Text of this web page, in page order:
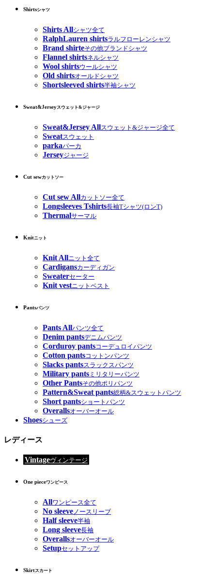
Shirtsシャツ
Shirts Allシャツ全て
RalphLauren shirtsラルフローレンシャツ
Brand shirteその他ブランドシャツ
Flannel shirtsネルシャツ
Wool shirtsウールシャツ
Old shirtsオールドシャツ
Shortsleeved shirts半袖シャツ
Sweat&Jerseyスウェット&ジャージ
Sweat&Jersey Allスウェット&ジャージ全て
Sweatスウェット
parkaパーカ
Jerseyジャージ
Cut sewカットソー
Cut sew Allカットソー全て
Longsleeves Tshirts長袖Tシャツ(ロンT)
Thermalサーマル
Knitニット
Knit Allニット全て
Cardigansカーディガン
Sweaterセーター
Knit vestニットベスト
Pantsパンツ
Pants Allパンツ全て
Denim pantsデニムパンツ
Corduroy pantsコーデュロイパンツ
Cotton pantsコットンパンツ
Slacks pantsスラックスパンツ
Military pants ミリタリーパンツ
Other Pantsその他ポリパンツ
Pattern&Sweat pants総柄&スウェットパンツ
Short pantsショートパンツ
Overallsオーバーオール
Shoesシューズ
レディース
Vintageヴィンテージ
One pieceワンピース
Allワンピース全て
No sleeveノースリーブ
Half sleeve半袖
Long sleeve長袖
Overallsオーバーオール
Setupセットアップ
Skirtスカート